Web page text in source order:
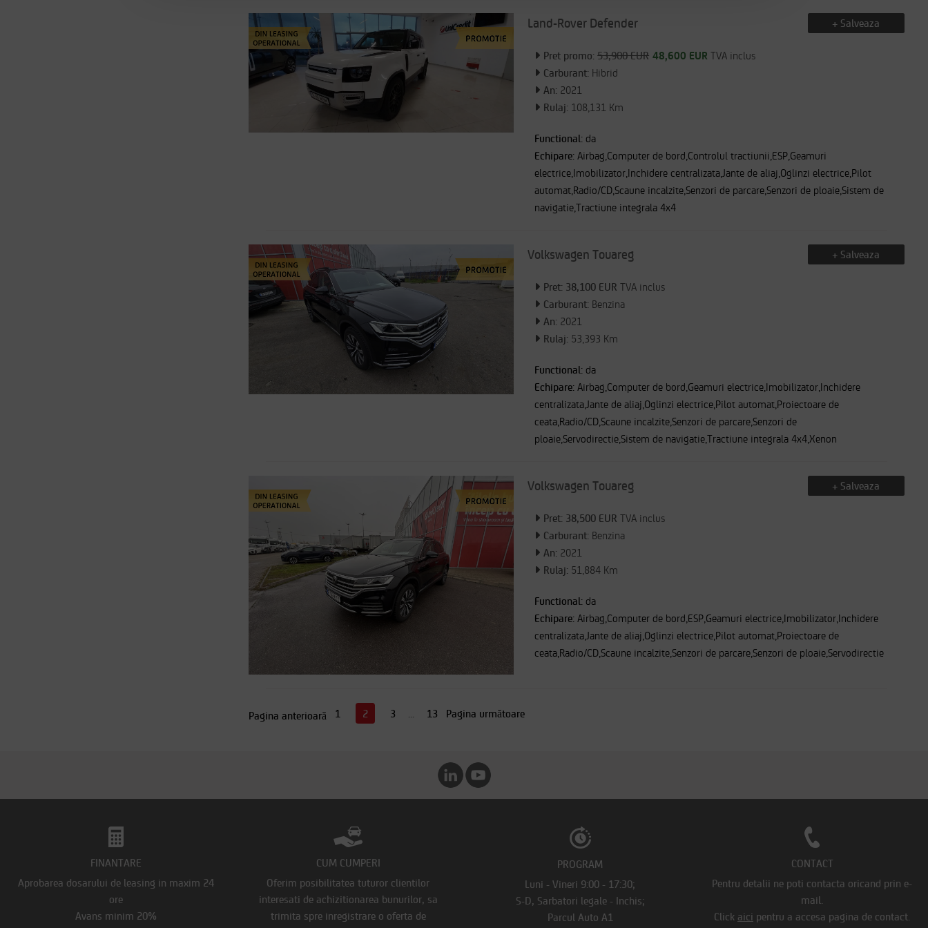
Land-Rover Defender + Salveaza
Pret promo:53,900 EUR 48,600 EUR TVA inclus
Carburant: Hibrid
An: 2021
Rulaj: 108,131 Km
Functional: da
Echipare:Airbag,Computer de bord,Controlul tractiunii,ESP,Geamuri
electrice,Imobilizator,Inchidere centralizata,Jante de aliaj,Oglinzi electrice,Pilot
automat,Radio/CD,Scaune incalzite,Senzori de parcare,Senzori de ploaie,Sistem de
navigatie,Tractiune integrala 4x4
Volkswagen Touareg + Salveaza
Pret: 38,100 EUR TVA inclus
Carburant: Benzina
An: 2021
Rulaj: 53,393 Km
Functional: da
Echipare:Airbag,Computer de bord,Geamuri electrice,Imobilizator,Inchidere
centralizata,Jante de aliaj,Oglinzi electrice,Pilot automat,Proiectoare de
ceata,Radio/CD,Scaune incalzite,Senzori de parcare,Senzori de
ploaie,Servodirectie,Sistem de navigatie,Tractiune integrala 4x4,Xenon
Volkswagen Touareg + Salveaza
Pret: 38,500 EUR TVA inclus
Carburant: Benzina
An: 2021
Rulaj: 51,884 Km
Functional: da
Echipare:Airbag,Computer de bord,ESP,Geamuri electrice,Imobilizator,Inchidere
centralizata,Jante de aliaj,Oglinzi electrice,Pilot automat,Proiectoare de
ceata,Radio/CD,Scaune incalzite,Senzori de parcare,Senzori de ploaie,Servodirectie
Pagina anterioară 1 2 3 ... 13 Pagina următoare
FINANTARE
Aprobarea dosarului de leasing in maxim 24
ore
Avans minim 20%
CUM CUMPERI
Oferim posibilitatea tuturor clientilor
interesati de achizitionarea bunurilor, sa
trimita spre inregistrare o oferta de
PROGRAM
Luni - Vineri 9:00 - 17:30;
S-D, Sarbatori legale - Inchis;
Parcul Auto A1
CONTACT
Pentru detalii ne poti contacta oricand prin e-
mail.
Click aici pentru a accesa pagina de contact.